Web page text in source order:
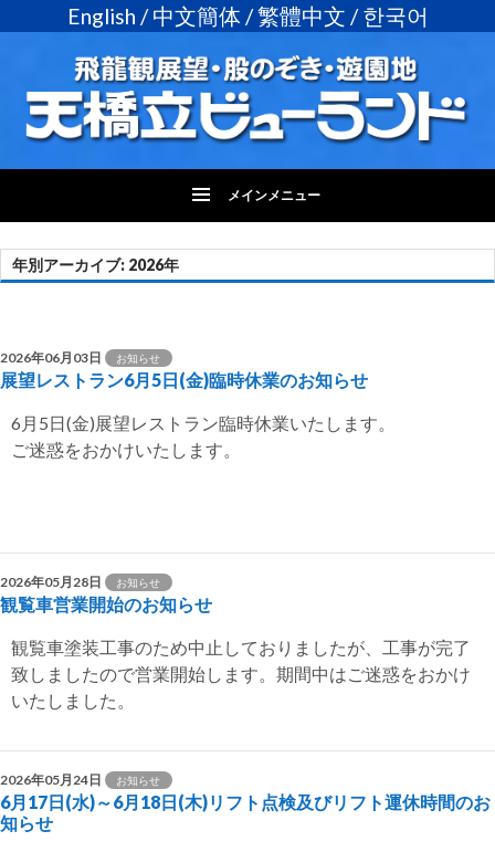
English /中文簡体 /繁體中文 /한국어
メインメニュー
ン
テ
へ
ス
ッ
プ
年別アーカイブ: 2026年
2026年06月03日 お知らせ
展望レストラン6月5日(金)臨時休業のお知らせ
6月5日(金)展望レストラン臨時休業いたします。
ご迷惑をおかけいたします。
2026年05月28日 お知らせ
観覧車営業開始のお知らせ
観覧車塗装工事のため中止しておりましたが、工事が完了
致しましたので営業開始します。期間中はご迷惑をおかけ
いたしました。
2026年05月24日 お知らせ
6月17日(水)～6月18日(木)リフト点検及びリフト運休時間のお
知らせ
投
ナ
ゲ
ョ
ン